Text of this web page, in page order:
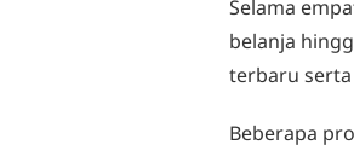
Selama
belanja
terbaru
Beberapa